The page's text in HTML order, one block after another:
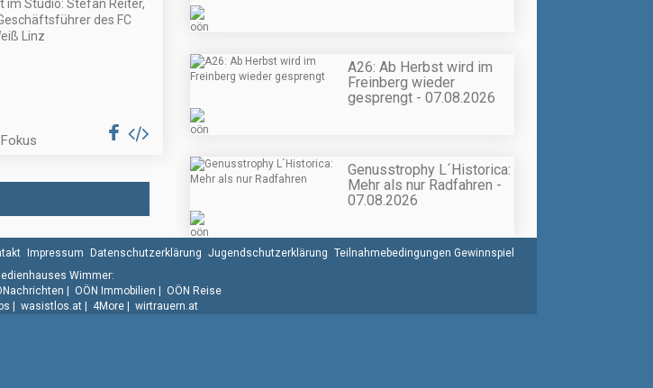
im Studio: Stefan Reiter,
des FC
Linz
A26: Ab Herbst wird im
Freinberg wieder
gesprengt - 07.08.2026
Genusstrophy L´Historica:
Mehr als nur Radfahren -
07.08.2026
Impressum Datenschutzerklärung Jugendschutzerklärung Teilnahmebedingungen Gewinnspiel
Wimmer:
OÖN Immobilien
OÖN Reise
wasistlos.at 4More wirtrauern.at